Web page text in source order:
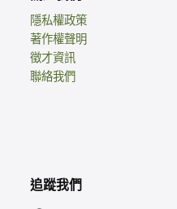
隱私權政策
著作權聲明
徵才資訊
聯絡我們
追蹤我們